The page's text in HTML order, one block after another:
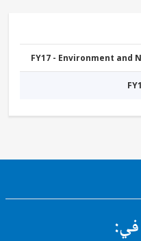
FY17 -